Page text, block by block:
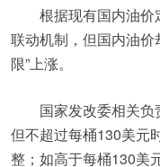
根据现有国内油
联动机制，但国内油
限”上涨。
国家发改委相关负
但不超过每桶130美元
整；如高于每桶130美